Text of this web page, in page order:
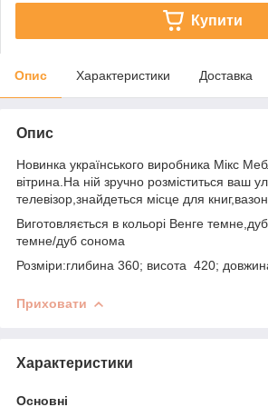
Купити
Опис Характеристики Доставка
Опис
Новинка українського виробника Мікс
вітрина.На ній зручно розміститься ваш
телевізор,знайдеться місце для
Виготовляється в кольорі Венге
темне/дуб сонома
Розміри:глибина 360; висота 420;
Приховати
Характеристики
Основні